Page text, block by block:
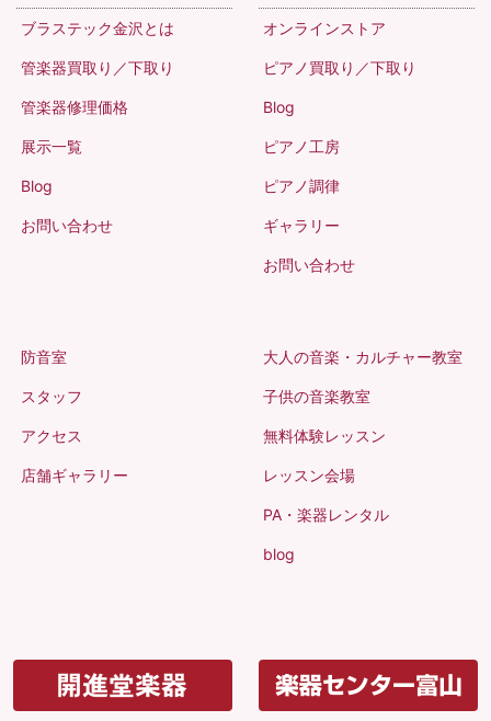
ブラステック金沢とは
管楽器買取り／下取り
管楽器修理価格
展示一覧
Blog
お問い合わせ
オンラインストア
ピアノ買取り／下取り
Blog
ピアノ工房
ピアノ調律
ギャラリー
お問い合わせ
防音室
スタッフ
アクセス
店舗ギャラリー
大人の音楽・カルチャー教室
子供の音楽教室
無料体験レッスン
レッスン会場
PA・楽器レンタル
blog